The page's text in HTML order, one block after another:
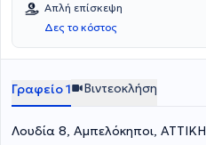
Απλή επίσκεψη
Δες το κόστος
Γραφείο 1 Βιντεοκλήση
Λουδία 8, Αμπελόκηποι, ΑΤΤΙΚΗ